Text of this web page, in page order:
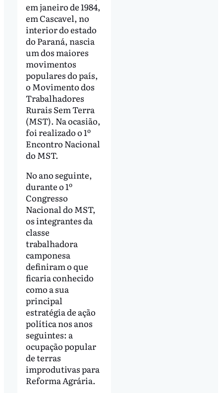
em janeiro de 1984,
em Cascavel, no
interior do estado
do Paraná, nascia
um dos maiores
movimentos
populares do país,
o Movimento dos
Trabalhadores
Rurais Sem Terra
(MST). Na ocasião,
foi realizado o 1º
Encontro Nacional
do MST.
No ano seguinte,
durante o 1º
Congresso
Nacional do MST,
os integrantes da
classe
trabalhadora
camponesa
definiram o que
ficaria conhecido
como a sua
principal
estratégia de ação
política nos anos
seguintes: a
ocupação popular
de terras
improdutivas para
Reforma Agrária.